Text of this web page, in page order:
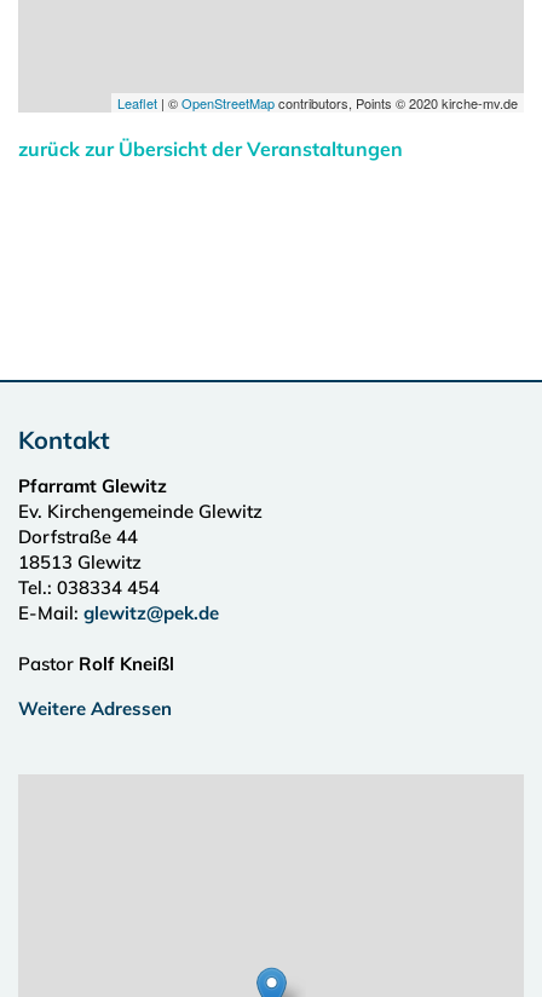
Leaflet | ©OpenStreetMapcontributors, Points © 2020 kirche-mv.de
zurück zur Übersicht der Veranstaltungen
Kontakt
Pfarramt Glewitz
Ev. Kirchengemeinde Glewitz
Dorfstraße 44
18513 Glewitz
Tel.: 038334 454
E-Mail: glewitz@pek.de
Pastor Rolf Kneißl
Weitere Adressen